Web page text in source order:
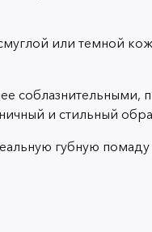
или темной
соблазнительными,
и стильный
губную